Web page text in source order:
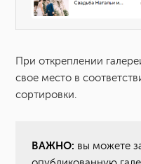
При откреплении
свое место в
сортировки.
ВАЖНО: вы можете